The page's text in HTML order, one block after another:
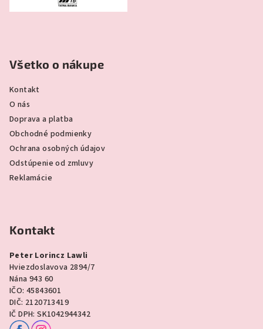
Všetko o nákupe
Kontakt
O nás
Doprava a platba
Obchodné podmienky
Ochrana osobných údajov
Odstúpenie od zmluvy
Reklamácie
Kontakt
Peter Lorincz Lawli
Hviezdoslavova 2894/7
Nána 943 60
IČO: 45843601
DIČ: 2120713419
IČ DPH: SK1042944342